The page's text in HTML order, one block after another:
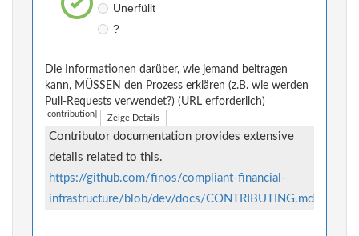
Unerfüllt
?
Die Informationen darüber, wie jemand beitragen
kann, MÜSSEN den Prozess erklären (z.B. wie werden
Pull-Requests verwendet?) (URL erforderlich)
[contribution] Zeige Details
Contributor documentation provides extensive
details related to this.
https://github.com/finos/compliant-financial-
infrastructure/blob/dev/docs/CONTRIBUTING.md